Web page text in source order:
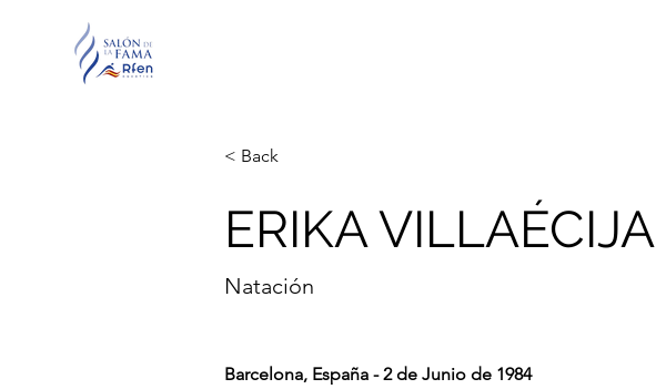
< Back
ERIKA VILLAÉCIJA
Natación
Barcelona, España - 2 de Junio de 1984